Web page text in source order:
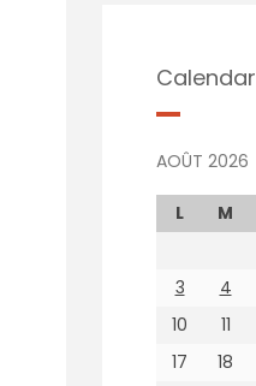
Calendar
AOÛT 2026
L M
3
4
10
11
17
18